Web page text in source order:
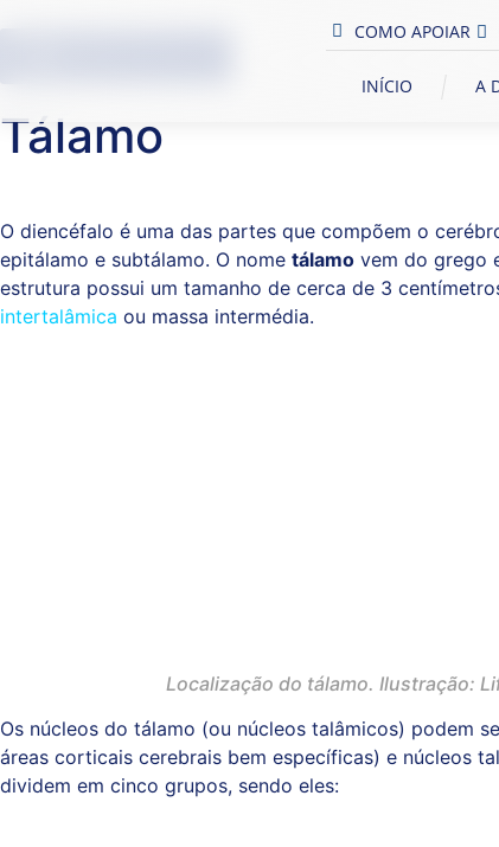
COMO APOIAR
INÍCIO A
Tálamo
O diencéfalo é uma das partes que compõem o
epitálamo e subtálamo. O nome tálamo vem do grego
estrutura possui um tamanho de cerca de 3
intertalâmica ou massa intermédia.
Localização do tálamo. Ilustração:
Os núcleos do tálamo (ou núcleos talâmicos) podem
áreas corticais cerebrais bem específicas) e núcleos
dividem em cinco grupos, sendo eles: